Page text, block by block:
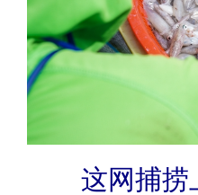
这网捕捞上